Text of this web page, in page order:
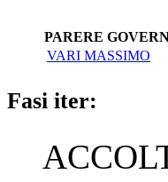
PARERE
VARI MASSIMO
Fasi iter: